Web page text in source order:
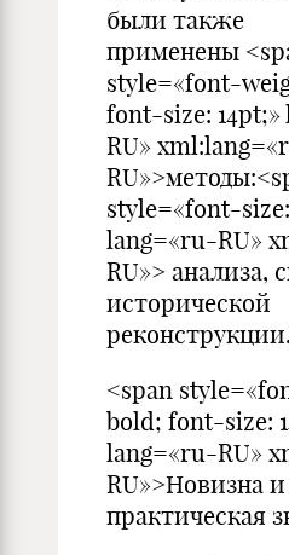
были также
применены
style=«font-
font-size:
RU»
style=«font-
lang=«ru-RU»
RU»> анализа,
исторической
реконструкции.
<span
bold; font-size:
lang=«ru-RU»
RU»>Новизна и
практическая